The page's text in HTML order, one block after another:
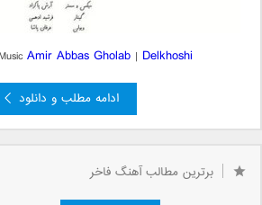
Amir Abbas Gholab | Delkhoshi
ادامه مطلب و دانلود
برترین مطالب آهنگ فاخر